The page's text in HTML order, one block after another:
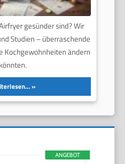
gesünder sind? Wir
Studien – überraschende
Kochgewohnheiten ändern
könnten.
ANGEBOT